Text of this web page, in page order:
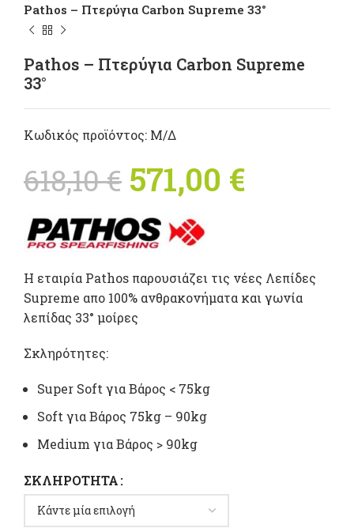
Pathos – Πτερύγια Carbon Supreme 33°
Pathos – Πτερύγια Carbon Supreme
33°
Κωδικός προϊόντος: Μ/Δ
618,10€ Original price
was: 618,10 €.
571,00 €
είναι:
Η εταιρία Pathos παρουσιάζει τις νέες Λεπίδες
Supreme απο 100% ανθρακονήματα και γωνία
λεπίδας 33° μοίρες
Σκληρότητες:
Super Soft για Βάρος < 75kg
Soft για Βάρος 75kg – 90kg
Medium για Βάρος > 90kg
ΣΚΛΗΡΌΤΗΤΑ